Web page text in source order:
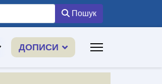
Пошук
ДОПИСИ